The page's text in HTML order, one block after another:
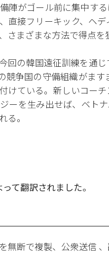
陣がゴール前に集中す
直接フリーキック、ヘ
さまざまな方法で得点を
回の韓国遠征訓練を通
競争国の守備組織がま
けている。新しいコー
ーを生み出せば、ベト
る。
て翻訳されました。
無断で複製、公衆送信